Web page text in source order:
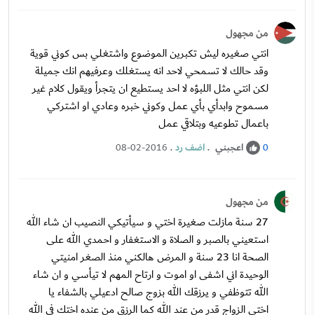
من مجهول
انتي صغيره ليش تكبرين الموضوع واشتغلي بس كوني قوية
وقد حالك لا تسمحي لاحد انه يستغلك وعرفيهم انك جميلة
لكن انتي مثل اللبؤه لا احد يستطيع ان يتجرأ ويقول كلام غير
مسموح وابدأي بأي عمل وكوني خبره وعادي او اشتركي
باعمال تطوعيه وبتلاقي عمل
0 اعجبني .اضف رد.
08-02-2016
من مجهول
27 سنة مازلت صغيرة اختي و سيأتيكي النصيب ان شاء الله
استعيني بالصبر و الصلاة و الاستغفار و احمدي الله على
الصحة انا 23 سنة و المرض هالكني منذ الصغر امنيتي
الوحيدة اني اشفى او اموت و ارتاح المهم لا تيأسي و ان شاء
الله تتوظفي و يرزقك الله بزوج صالح ادعيلي بالشفاء يا
اختي الزواج قدر من عند الله كما الرزق من عنده اختك في الله